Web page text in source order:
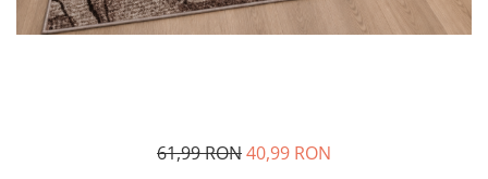
61,99 RON40,99 RON